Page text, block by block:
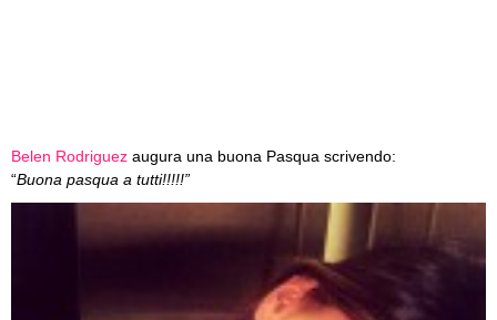
Belen Rodriguez augura una buona Pasqua scrivendo:
“Buona pasqua a tutti!!!!!”